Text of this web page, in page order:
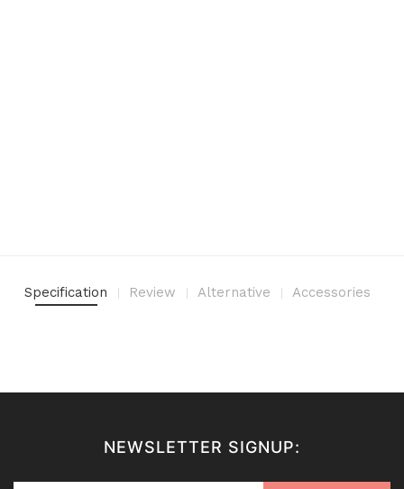
Specification Review Alternative Accessories
NEWSLETTER SIGNUP: